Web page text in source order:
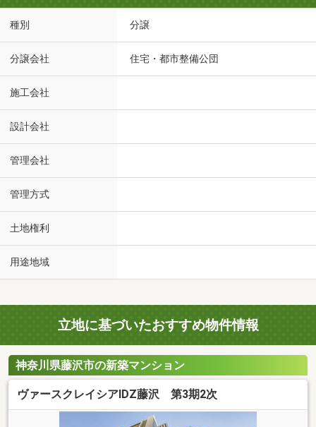
種別 分譲
分譲会社 住宅・都市整備公団
施工会社
設計会社
管理会社
管理方式
土地権利
用途地域
立地に基づいたおすすめ物件情報
神奈川県藤沢市の新築マンション
ヴァースクレイシアIDZ藤沢 第3期2次